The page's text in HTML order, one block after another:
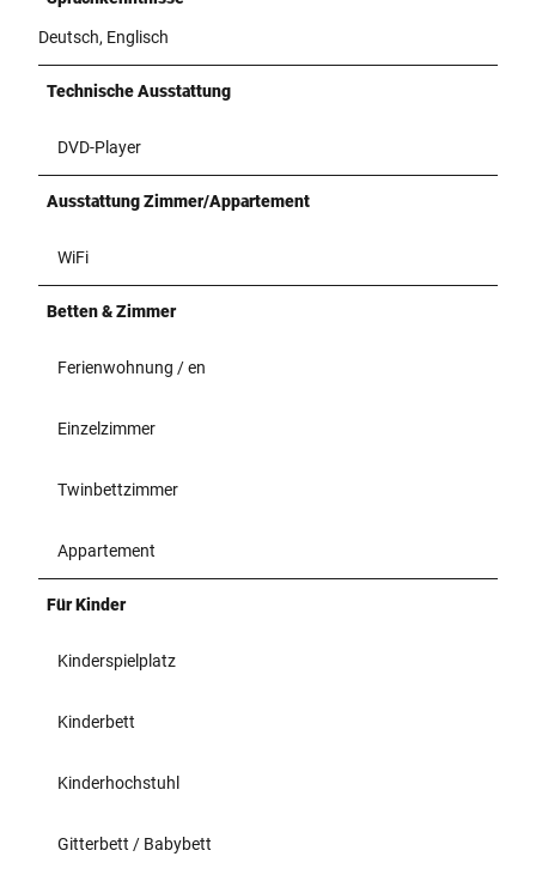
Deutsch, Englisch
Technische Ausstattung
DVD-Player
Ausstattung Zimmer/Appartement
WiFi
Betten & Zimmer
Ferienwohnung / en
Einzelzimmer
Twinbettzimmer
Appartement
Für Kinder
Kinderspielplatz
Kinderbett
Kinderhochstuhl
Gitterbett / Babybett